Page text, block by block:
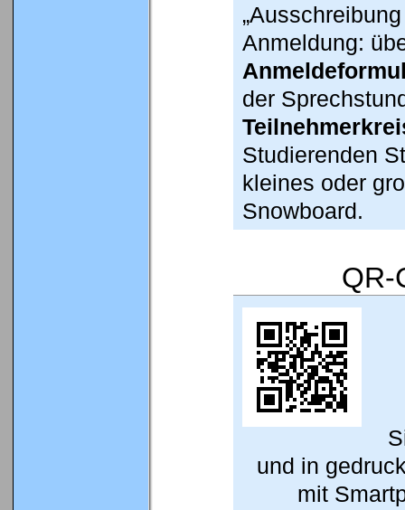
Anmeldung:
der
Studierenden
kleines oder
Snowboard.
QR-
und in
mit